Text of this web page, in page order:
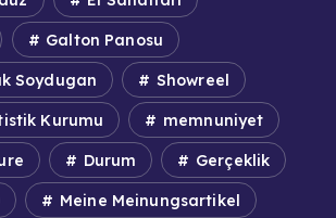
Galton Panosu
Soydugan Showreel
Kurumu memnuniyet
Durum Gerçeklik
Meine Meinungsartikel